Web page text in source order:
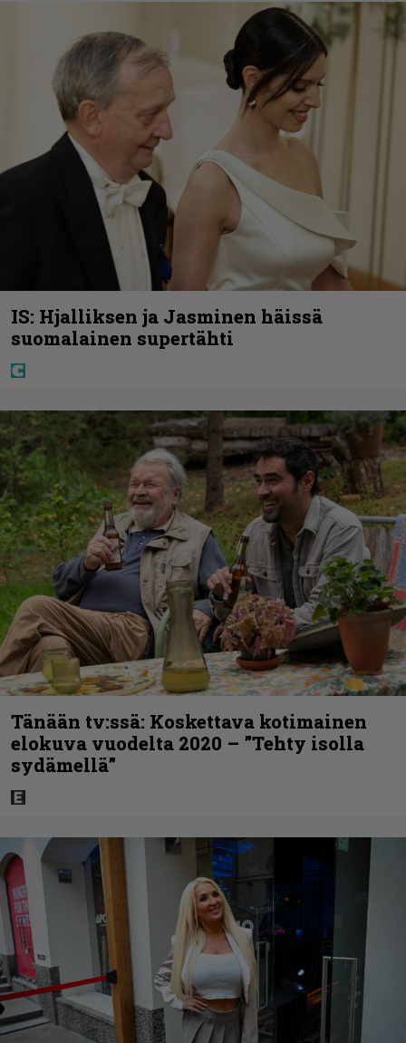
IS: Hjalliksen ja Jasminen häissä
suomalainen supertähti
Tänään tv:ssä: Koskettava kotimainen
elokuva vuodelta 2020 – ”Tehty isolla
sydämellä”